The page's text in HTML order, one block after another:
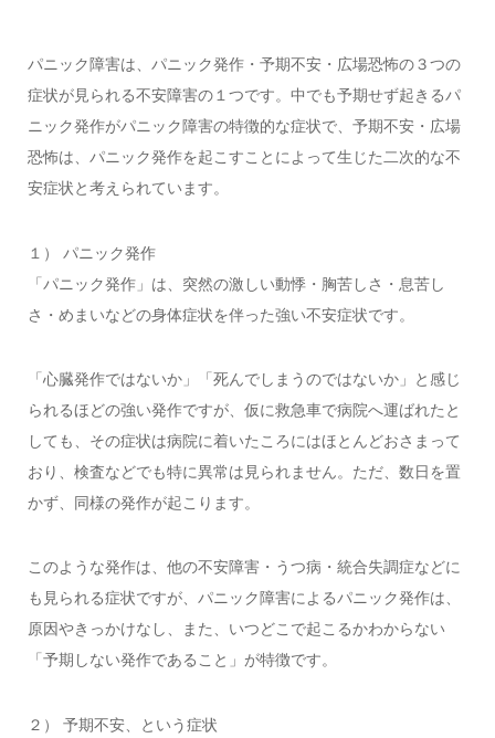
パニック障害は、パニック発作・予期不安・広場恐怖の３つの
症状が見られる不安障害の１つです。中でも予期せず起きるパ
ニック発作がパニック障害の特徴的な症状で、予期不安・広場
恐怖は、パニック発作を起こすことによって生じた二次的な不
安症状と考えられています。
１） パニック発作
「パニック発作」は、突然の激しい動悸・胸苦しさ・息苦し
さ・めまいなどの身体症状を伴った強い不安症状です。
「心臓発作ではないか」「死んでしまうのではないか」と感じ
られるほどの強い発作ですが、仮に救急車で病院へ運ばれたと
しても、その症状は病院に着いたころにはほとんどおさまって
おり、検査などでも特に異常は見られません。ただ、数日を置
かず、同様の発作が起こります。
このような発作は、他の不安障害・うつ病・統合失調症などに
も見られる症状ですが、パニック障害によるパニック発作は、
原因やきっかけなし、また、いつどこで起こるかわからない
「予期しない発作であること」が特徴です。
２） 予期不安、という症状